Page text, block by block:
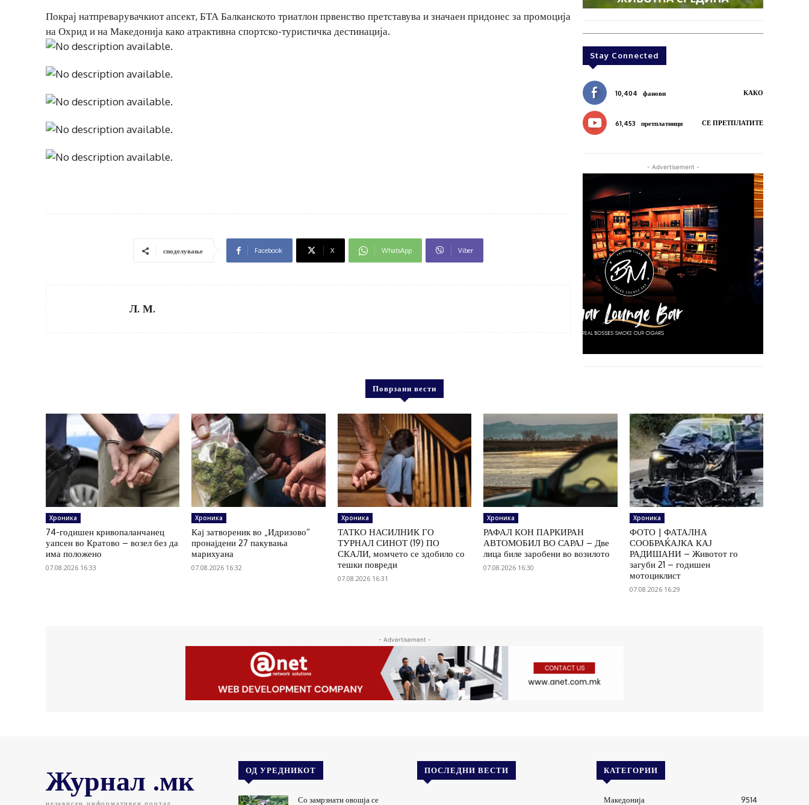
Покрај натпреварувачкиот апсект, БТА Балканското триатлон првенство претставува и значаен придонес за промоција
на Охрид и на Македонија како атрактивна спортско-туристичка дестинација.
споделување Facebook X WhatsApp Viber
Л. М.
Stay Connected
10,404 фанови КАКО
61,453 претплатници СЕ ПРЕТПЛАТИТЕ
- Advertisement -
Поврзани вести
Хроника
74-годишен кривопаланчанец
уапсен во Кратово – возел без да
има положено
07.08.2026 16:33
Хроника
Кај затвореник во „Идризово“
пронајдени 27 пакувања
марихуана
07.08.2026 16:32
Хроника
ТАТКО НАСИЛНИК ГО
ТУРНАЛ СИНОТ (19) ПО
СКАЛИ, момчето се здобило со
тешки повреди
07.08.2026 16:31
Хроника
РАФАЛ КОН ПАРКИРАН
АВТОМОБИЛ ВО САРАЈ – Две
лица биле заробени во возилото
07.08.2026 16:30
Хроника
ФОТО | ФАТАЛНА
СООБРАЌАЈКА КАЈ
РАДИШАНИ – Животот го
загуби 21 – годишен
мотоциклист
07.08.2026 16:29
- Advertisement -
Журнал .мк ОД УРЕДНИКОТ
Со замрзнати овошја се
ПОСЛЕДНИ ВЕСТИ КАТЕГОРИИ
Македонија 9514